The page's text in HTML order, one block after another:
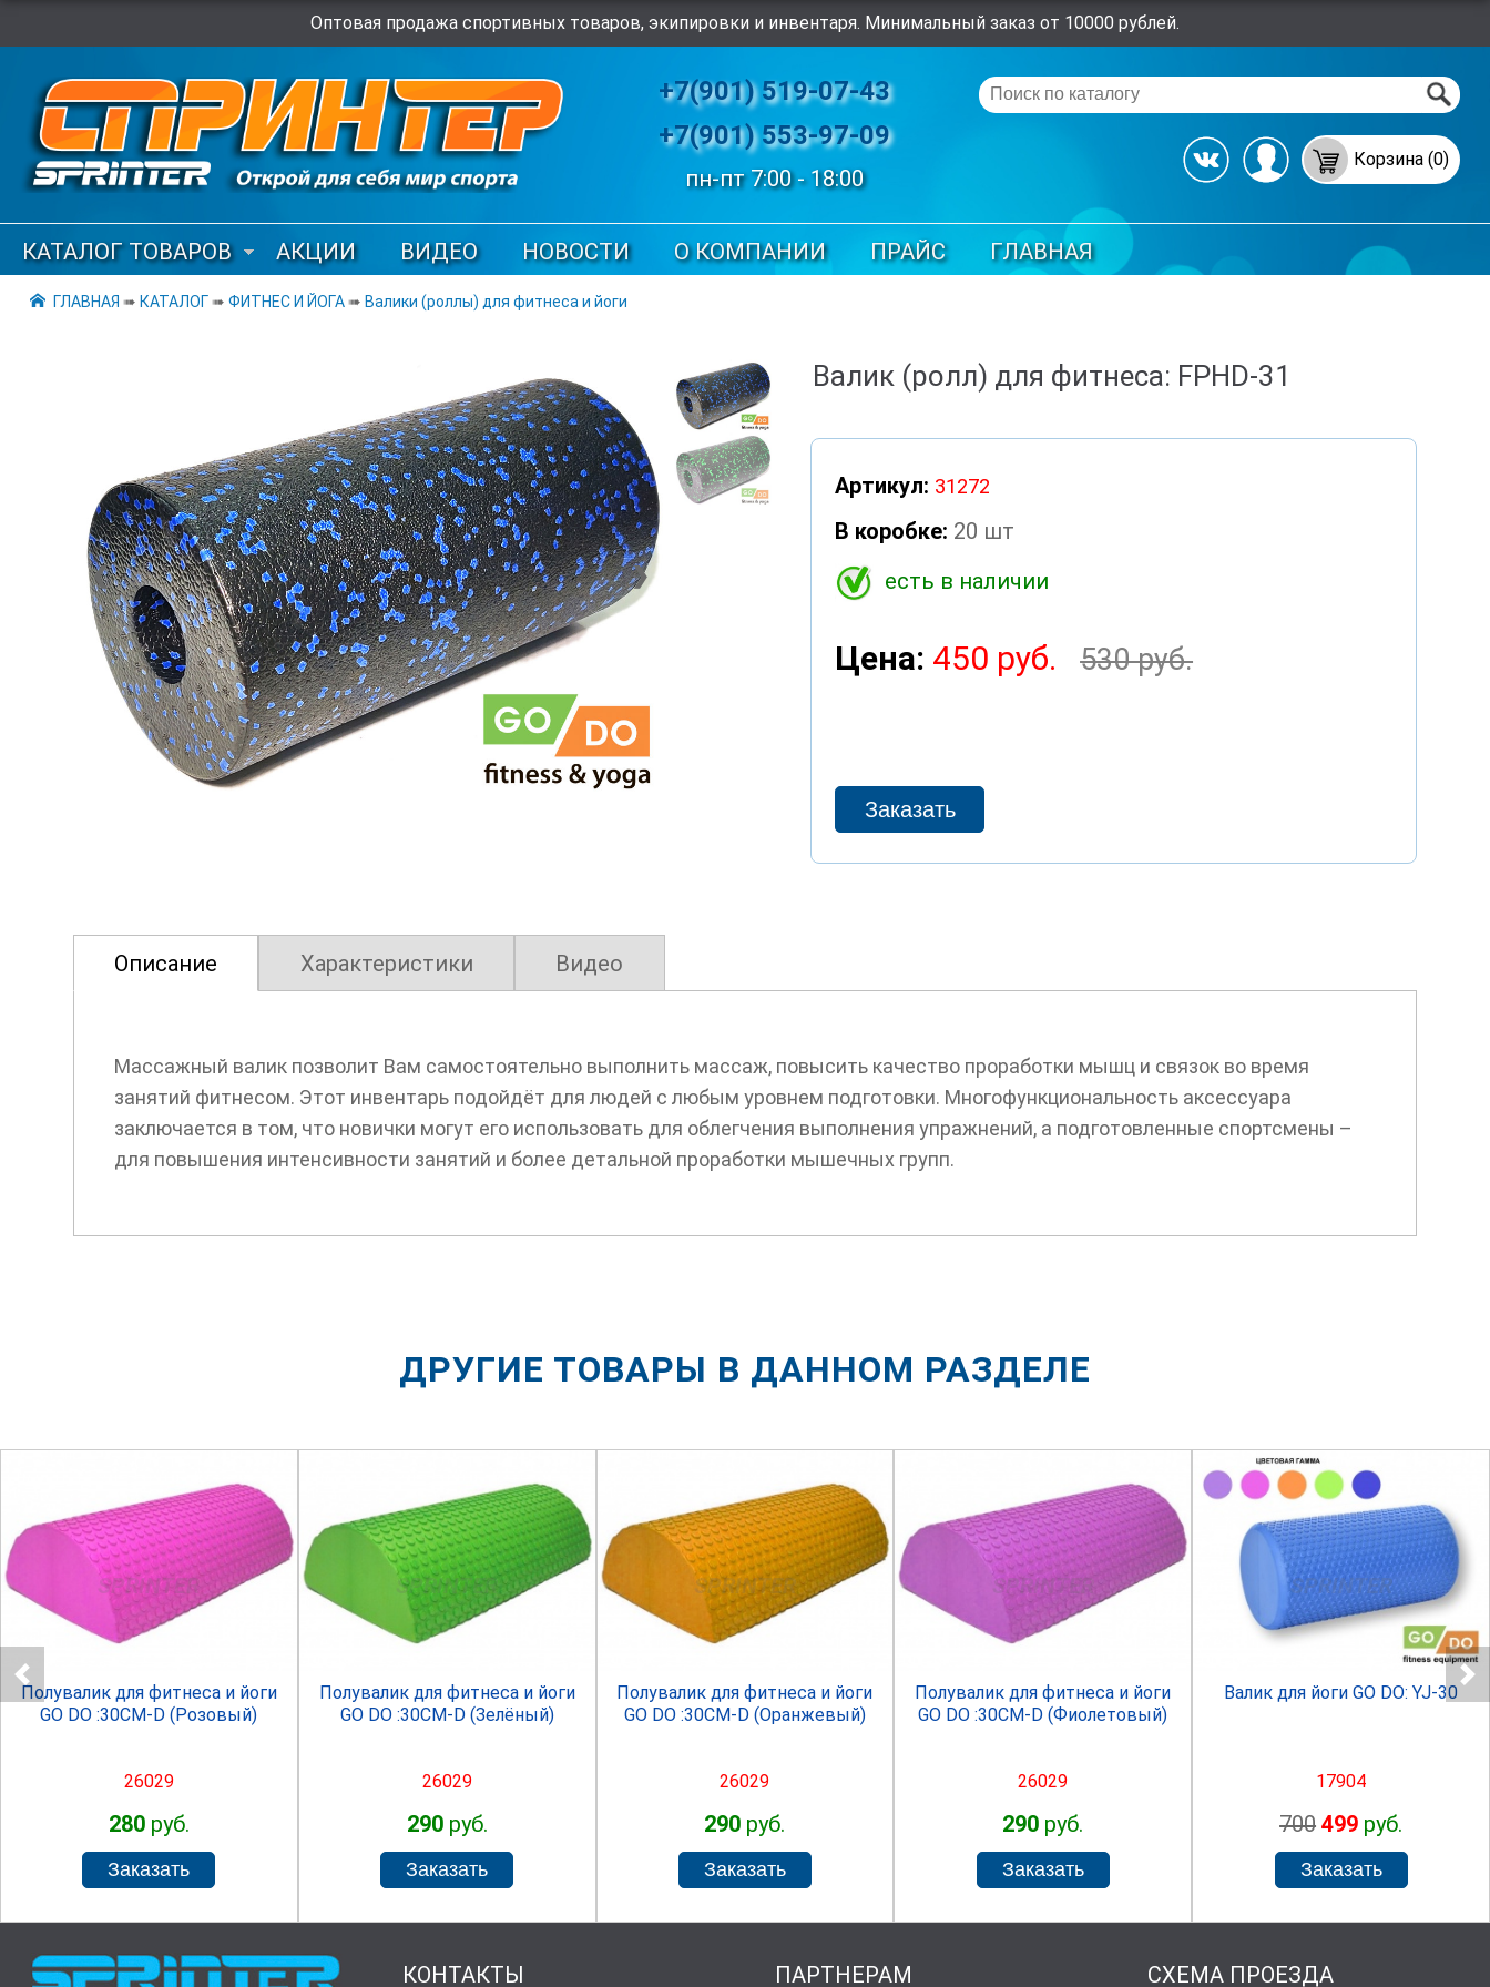
Оптовая продажа спортивных товаров, экипировки и инвентаря. Минимальный заказ от 10000 рублей.
+7(901) 519-07-43
+7(901) 553-97-09
пн-пт 7:00 - 18:00
Корзина (0)
КАТАЛОГ ТОВАРОВ АКЦИИ ВИДЕО НОВОСТИ О КОМПАНИИ ПРАЙС ГЛАВНАЯ
ГЛАВНАЯ ➠ КАТАЛОГ➠ ФИТНЕС И ЙОГА➠ Валики (роллы) для фитнеса и йоги
❮ ❯
Валик (ролл) для фитнеcа: FPHD-31
Артикул: 31272
В коробке: 20 шт
есть в наличии
Цена: 450 руб. 530 руб.
Описание Характеристики Видео
Массажный валик позволит Вам самостоятельно выполнить массаж, повысить качество проработки мышц и связок во время
занятий фитнесом. Этот инвентарь подойдёт для людей с любым уровнем подготовки. Многофункциональность аксессуара
заключается в том, что новички могут его использовать для облегчения выполнения упражнений, а подготовленные спортсмены –
для повышения интенсивности занятий и более детальной проработки мышечных групп.
ДРУГИЕ ТОВАРЫ В ДАННОМ РАЗДЕЛЕ
SPRINTER
Полувалик для фитнеса и йоги
GO DO :30СМ-D (Розовый)
26029
280руб.
SPRINTER
Полувалик для фитнеса и йоги
GO DO :30СМ-D (Зелёный)
26029
290руб.
SPRINTER
Полувалик для фитнеса и йоги
GO DO :30СМ-D (Оранжевый)
26029
290 руб.
SPRINTER
Полувалик для фитнеса и йоги
GO DO :30СМ-D (Фиолетовый)
26029
290 руб.
SPRINTER
Валик для йоги GO DO: YJ-30
17904
700 499 руб.
КОНТАКТЫ ПАРТНЕРАМ СХЕМА ПРОЕЗДА